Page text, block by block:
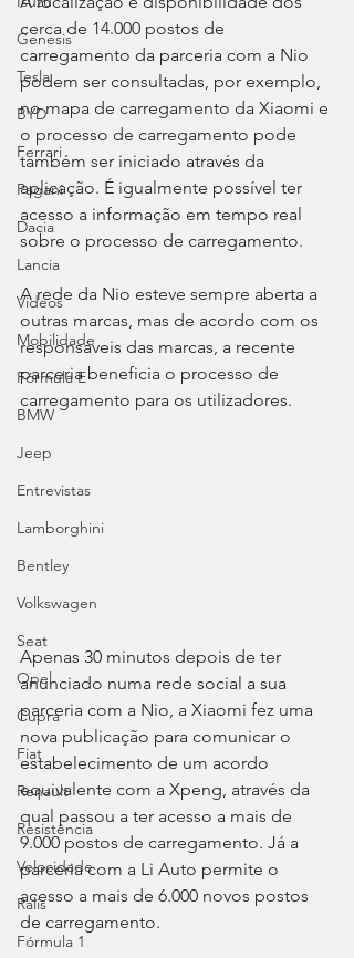
Genesis
Tesla
BYD
Ferrari
Pagani
Dacia
Lancia
Videos
Mobilidade
Fórmula E
BMW
Jeep
Entrevistas
Lamborghini
Bentley
Volkswagen
Seat
Opel
Cupra
Fiat
Renault
Resistência
Velocidade
Ralis
Fórmula 1
cerca de 14.000 postos de
carregamento da parceria com a Nio
podem ser consultadas, por exemplo,
no mapa de carregamento da Xiaomi e
o processo de carregamento pode
também ser iniciado através da
aplicação. É igualmente possível ter
acesso a informação em tempo real
sobre o processo de carregamento.
A rede da Nio esteve sempre aberta a
outras marcas, mas de acordo com os
responsáveis das marcas, a recente
parceria beneficia o processo de
carregamento para os utilizadores.
Apenas 30 minutos depois de ter
anunciado numa rede social a sua
parceria com a Nio, a Xiaomi fez uma
nova publicação para comunicar o
estabelecimento de um acordo
equivalente com a Xpeng, através da
qual passou a ter acesso a mais de
9.000 postos de carregamento. Já a
parceria com a Li Auto permite o
acesso a mais de 6.000 novos postos
de carregamento.